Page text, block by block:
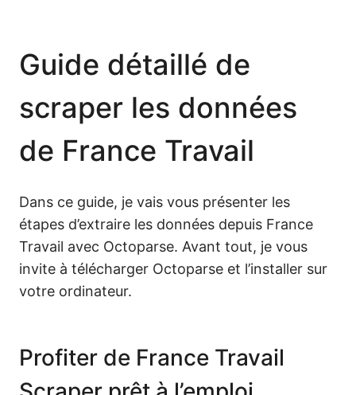
Guide détaillé de
scraper les données
de France Travail
Dans ce guide, je vais vous présenter les
étapes d’extraire les données depuis France
Travail avec Octoparse. Avant tout, je vous
invite à télécharger Octoparse et l’installer sur
votre ordinateur.
Profiter de France Travail